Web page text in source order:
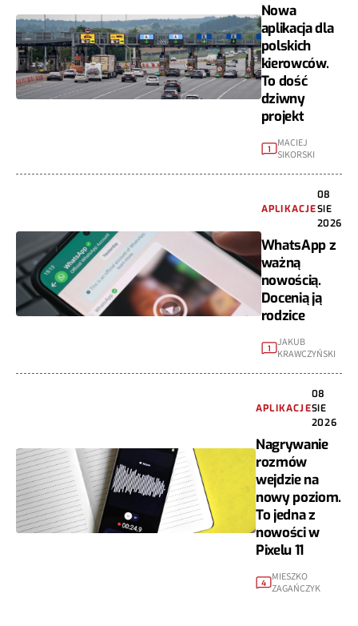
Nowa
aplikacja dla
polskich
kierowców.
To dość
dziwny
projekt
1
MACIEJ
SIKORSKI
APLIKACJE
08
SIE
2026
WhatsApp z
ważną
nowością.
Docenią ją
rodzice
1
JAKUB
KRAWCZYŃSKI
APLIKACJE
08
SIE
2026
Nagrywanie
rozmów
wejdzie na
nowy poziom.
To jedna z
nowości w
Pixelu 11
4 MIESZKO
ZAGAŃCZYK